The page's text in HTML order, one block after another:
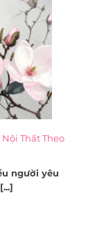
Thất Theo
người yêu